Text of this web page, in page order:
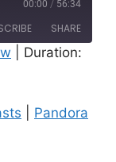
00:00 / 56:34
SHARE
Duration:
Pandora